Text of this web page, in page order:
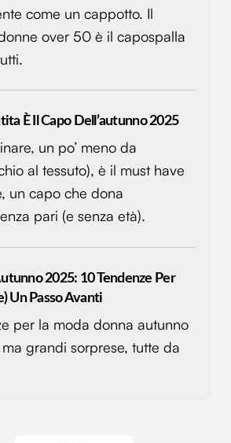
come un cappotto. Il
over 50 è il capospalla
È Il Capo Dell’autunno 2025
un po’ meno da
al tessuto), è il must have
un capo che dona
pari (e senza età).
2025: 10 Tendenze Per
Un Passo Avanti
per la moda donna autunno
grandi sorprese, tutte da